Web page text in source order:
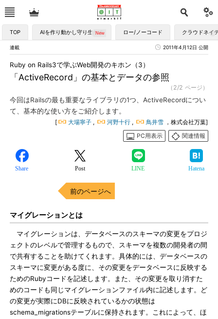
TOP AIを作り動かし守り生かす ロー/ノーコード クラウドネイ
連載 2011年4月12日 公開
「ActiveRecord」の基本とデータの参照
Ruby on Rails3で学ぶWeb開発のキホン（3）
（2/2 ページ）
今回はRailsの最も重要なライブラリの1つ、ActiveRecordについ
て、基本的な使い方をご紹介します。
[ 大場寧子 , 河野十行 , 鳥井雪 ，株式会社万葉]
PC用表示
関連情報
Share Post LINE Hatena
前のページへ
マイグレーションとは
マイグレーションは、データベースのスキーマの変更をプロジ
ェクトのレベルで管理するもので、スキーマを複数の開発者の間
で共有することを助けてくれます。具体的には、データベースの
スキーマに変更がある度に、その変更をデータベースに反映する
ためのRubyコードを記述します。また、その変更を取り消すた
めのコードも同じマイグレーションファイル内に記述します。ど
の変更が実際にDBに反映されているかの状態は
schema_migrationsテーブルに保持されます。これによって、ほ